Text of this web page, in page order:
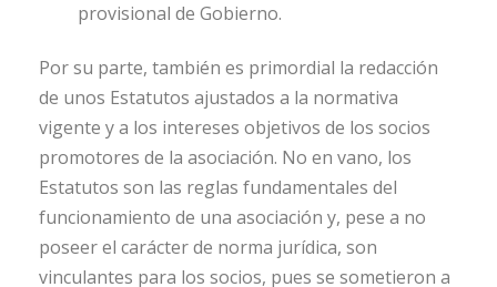
provisional de Gobierno.
Por su parte, también es primordial la redacción
de unos Estatutos ajustados a la normativa
vigente y a los intereses objetivos de los socios
promotores de la asociación. No en vano, los
Estatutos son las reglas fundamentales del
funcionamiento de una asociación y, pese a no
poseer el carácter de norma jurídica, son
vinculantes para los socios, pues se sometieron a